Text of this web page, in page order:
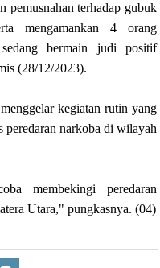
pemusnahan terhadap gubuk
mengamankan 4 orang
bermain judi positif
(28/12/2023).
kegiatan rutin yang
peredaran narkoba di wilayah
membekingi peredaran
Utara," pungkasnya. (04)